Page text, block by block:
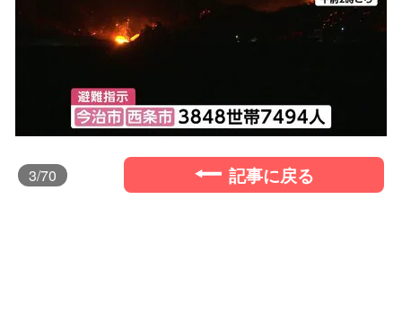
3/70 記事に戻る